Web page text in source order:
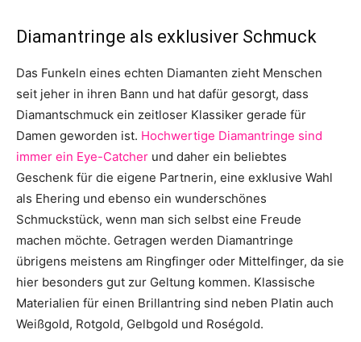
Diamantringe als exklusiver Schmuck
Das Funkeln eines echten Diamanten zieht Menschen
seit jeher in ihren Bann und hat dafür gesorgt, dass
Diamantschmuck ein zeitloser Klassiker gerade für
Damen geworden ist. Hochwertige Diamantringe sind
immer ein Eye-Catcher und daher ein beliebtes
Geschenk für die eigene Partnerin, eine exklusive Wahl
als Ehering und ebenso ein wunderschönes
Schmuckstück, wenn man sich selbst eine Freude
machen möchte. Getragen werden Diamantringe
übrigens meistens am Ringfinger oder Mittelfinger, da sie
hier besonders gut zur Geltung kommen. Klassische
Materialien für einen Brillantring sind neben Platin auch
Weißgold, Rotgold, Gelbgold und Roségold.